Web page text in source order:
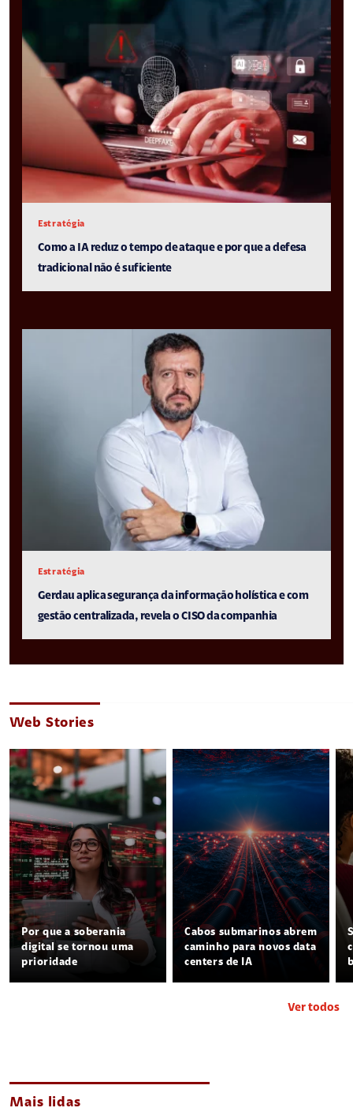
Estratégia
Como a IA reduz o tempo de ataque e por que a defesa
tradicional não é suficiente
Estratégia
Gerdau aplica segurança da informação holística e com
gestão centralizada, revela o CISO da companhia
Web Stories
Por que a soberania
digital se tornou uma
prioridade
Cabos submarinos abrem
caminho para novos data
centers de IA
Ver todos
Mais lidas